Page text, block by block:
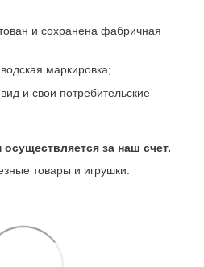
и сохранена фабричная
маркировка;
и свои потребительские
за наш счет.
товары и игрушки.